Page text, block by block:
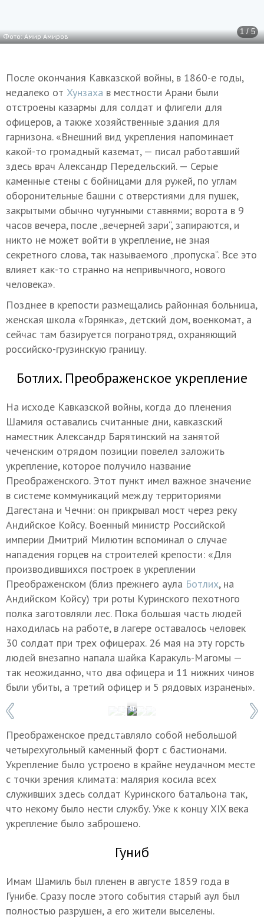
1 / 5
Фото: Амир Амиров
После окончания Кавказской войны, в 1860-е годы,
недалеко от Хунзаха в местности Арани были
отстроены казармы для солдат и флигели для
офицеров, а также хозяйственные здания для
гарнизона. «Внешний вид укрепления напоминает
какой-то громадный каземат, — писал работавший
здесь врач Александр Передельский. — Серые
каменные стены с бойницами для ружей, по углам
оборонительные башни с отверстиями для пушек,
закрытыми обычно чугунными ставнями; ворота в 9
часов вечера, после „вечерней зари“, запираются, и
никто не может войти в укрепление, не зная
секретного слова, так называемого „пропуска“. Все это
влияет как-то странно на непривычного, нового
человека».
Позднее в крепости размещались районная больница,
женская школа «Горянка», детский дом, военкомат, а
сейчас там базируется погранотряд, охраняющий
российско-грузинскую границу.
Ботлих. Преображенское укрепление
На исходе Кавказской войны, когда до пленения
Шамиля оставались считанные дни, кавказский
наместник Александр Барятинский на занятой
чеченским отрядом позиции повелел заложить
укрепление, которое получило название
Преображенского. Этот пункт имел важное значение
в системе коммуникаций между территориями
Дагестана и Чечни: он прикрывал мост через реку
Андийское Койсу. Военный министр Российской
империи Дмитрий Милютин вспоминал о случае
нападения горцев на строителей крепости: «Для
производившихся построек в укреплении
Преображенском (близ прежнего аула Ботлих, на
Андийском Койсу) три роты Куринского пехотного
полка заготовляли лес. Пока большая часть людей
находилась на работе, в лагере оставалось человек
30 солдат при трех офицерах. 26 мая на эту горсть
людей внезапно напала шайка Каракуль-Магомы —
так неожиданно, что два офицера и 11 нижних чинов
были убиты, а третий офицер и 5 рядовых изранены».
Фото: Марина Львова
1 / 5
Преображенское представляло собой небольшой
четырехугольный каменный форт с бастионами.
Укрепление было устроено в крайне неудачном месте
с точки зрения климата: малярия косила всех
служивших здесь солдат Куринского батальона так,
что некому было нести службу. Уже к концу XIX века
укрепление было заброшено.
Гуниб
Имам Шамиль был пленен в августе 1859 года в
Гунибе. Сразу после этого события старый аул был
полностью разрушен, а его жители выселены.